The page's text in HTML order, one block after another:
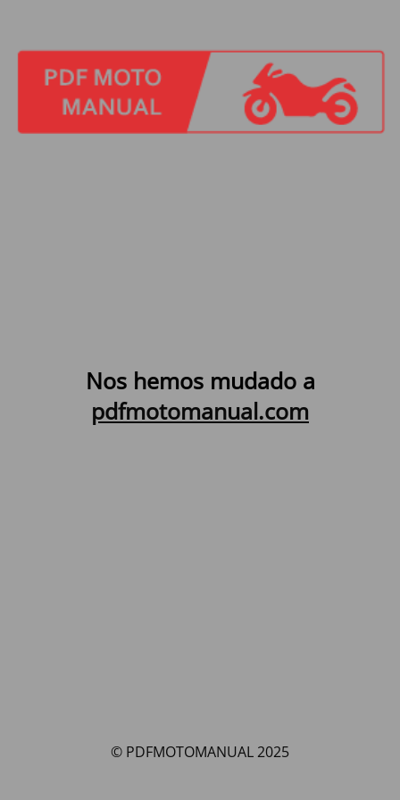
Nos hemos mudado a
pdfmotomanual.com
© PDFMOTOMANUAL 2025